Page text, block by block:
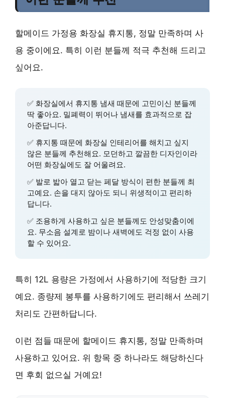
할메이드 가정용 화장실 휴지통, 정말 만족하며 사
용 중이에요. 특히 이런 분들께 적극 추천해 드리고
싶어요.
✅ 화장실에서 휴지통 냄새 때문에 고민이신 분들께
딱 좋아요. 밀폐력이 뛰어나 냄새를 효과적으로 잡
아준답니다.
✅ 휴지통 때문에 화장실 인테리어를 해치고 싶지
않은 분들께 추천해요. 모던하고 깔끔한 디자인이라
어떤 화장실에도 잘 어울려요.
✅ 발로 밟아 열고 닫는 페달 방식이 편한 분들께 최
고예요. 손을 대지 않아도 되니 위생적이고 편리하
답니다.
✅ 조용하게 사용하고 싶은 분들께도 안성맞춤이에
요. 무소음 설계로 밤이나 새벽에도 걱정 없이 사용
할 수 있어요.
특히 12L 용량은 가정에서 사용하기에 적당한 크기
예요. 종량제 봉투를 사용하기에도 편리해서 쓰레기
처리도 간편하답니다.
이런 점들 때문에 할메이드 휴지통, 정말 만족하며
사용하고 있어요. 위 항목 중 하나라도 해당하신다
면 후회 없으실 거예요!